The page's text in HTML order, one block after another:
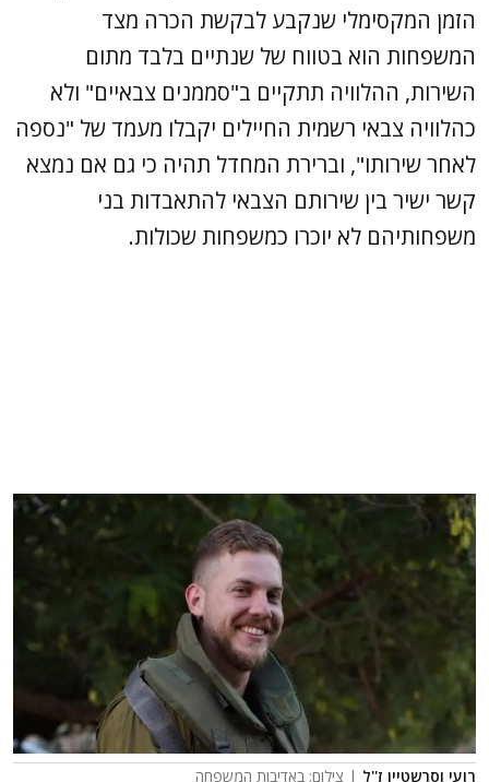
הזמן המקסימלי שנקבע לבקשת הכרה מצד
המשפחות הוא בטווח של שנתיים בלבד מתום
השירות, ההלוויה תתקיים ב"סממנים צבאיים" ולא
כהלוויה צבאי רשמית החיילים יקבלו מעמד של "נספה
לאחר שירותו", וברירת המחדל תהיה כי גם אם נמצא
קשר ישיר בין שירותם הצבאי להתאבדות בני
משפחותיהם לא יוכרו כמשפחות שכולות.
רועי וסרשטיין ז''ל | צילום: באדיבות המשפחה